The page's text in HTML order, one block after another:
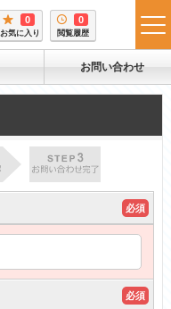
0
お気に入り
0
閲覧履歴
お問い合わせ
必須
必須